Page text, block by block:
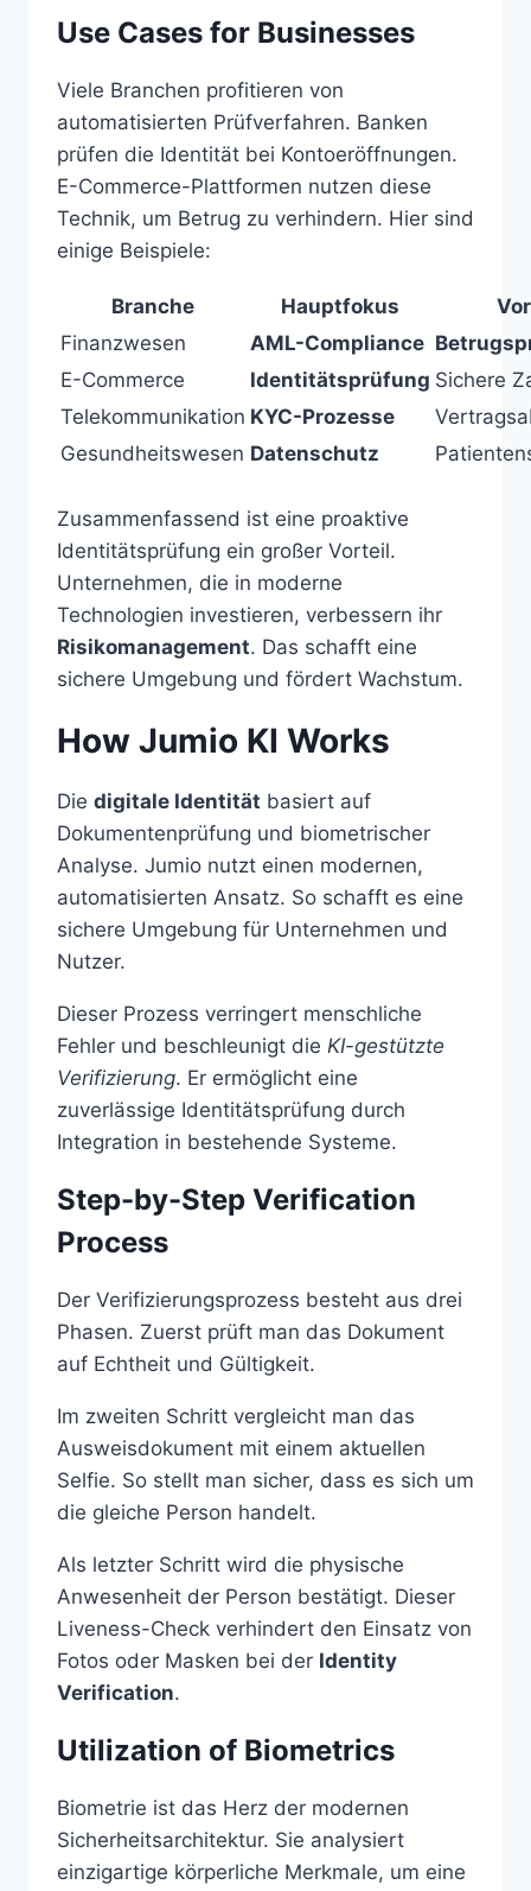
Use Cases for Businesses
Viele Branchen profitieren von
automatisierten Prüfverfahren. Banken
prüfen die Identität bei Kontoeröffnungen.
E-Commerce-Plattformen nutzen diese
Technik, um Betrug zu verhindern. Hier sind
einige Beispiele:
Branche Hauptfokus
Finanzwesen
AML-Compliance
E-Commerce
Identitätsprüfung Sichere
Telekommunikation KYC-Prozesse
Gesundheitswesen Datenschutz
Zusammenfassend ist eine proaktive
Identitätsprüfung ein großer Vorteil.
Unternehmen, die in moderne
Technologien investieren, verbessern ihr
Risikomanagement. Das schafft eine
sichere Umgebung und fördert Wachstum.
How Jumio KI Works
Die digitale Identität basiert auf
Dokumentenprüfung und biometrischer
Analyse. Jumio nutzt einen modernen,
automatisierten Ansatz. So schafft es eine
sichere Umgebung für Unternehmen und
Nutzer.
Dieser Prozess verringert menschliche
Fehler und beschleunigt die KI-gestützte
Verifizierung. Er ermöglicht eine
zuverlässige Identitätsprüfung durch
Integration in bestehende Systeme.
Step-by-Step Verification
Process
Der Verifizierungsprozess besteht aus drei
Phasen. Zuerst prüft man das Dokument
auf Echtheit und Gültigkeit.
Im zweiten Schritt vergleicht man das
Ausweisdokument mit einem aktuellen
Selfie. So stellt man sicher, dass es sich um
die gleiche Person handelt.
Als letzter Schritt wird die physische
Anwesenheit der Person bestätigt. Dieser
Liveness-Check verhindert den Einsatz von
Fotos oder Masken bei der Identity
Verification.
Utilization of Biometrics
Biometrie ist das Herz der modernen
Sicherheitsarchitektur. Sie analysiert
einzigartige körperliche Merkmale, um eine